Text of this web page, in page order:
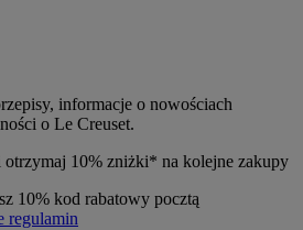
informacje o nowościach
o Le Creuset.
otrzymaj 10% zniżki* na kolejne zakupy
10% kod rabatowy pocztą
regulamin